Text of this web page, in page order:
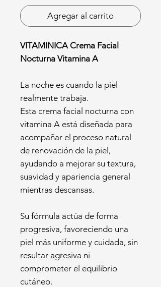
Agregar al carrito
VITAMINICA Crema Facial
Nocturna Vitamina A
La noche es cuando la piel
realmente trabaja.
Esta crema facial nocturna con
vitamina A está diseñada para
acompañar el proceso natural
de renovación de la piel,
ayudando a mejorar su textura,
suavidad y apariencia general
mientras descansas.
Su fórmula actúa de forma
progresiva, favoreciendo una
piel más uniforme y cuidada, sin
resultar agresiva ni
comprometer el equilibrio
cutáneo.